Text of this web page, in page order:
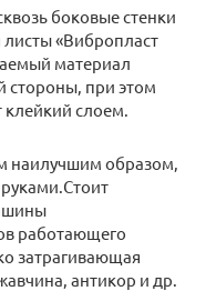
боковые стенки
листы «Вибропласт
материал
стороны, при этом
слоем.
наилучшим образом,
работающего
затрагивающая
антикор и др.